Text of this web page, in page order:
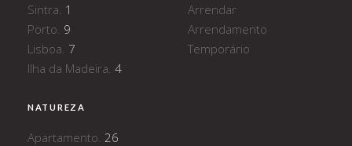
Sintra. 1
Porto. 9
Lisboa. 7
Ilha da Madeira. 4
Arrendar
Arrendamento
Temporário
NATUREZA
Apartamento. 26